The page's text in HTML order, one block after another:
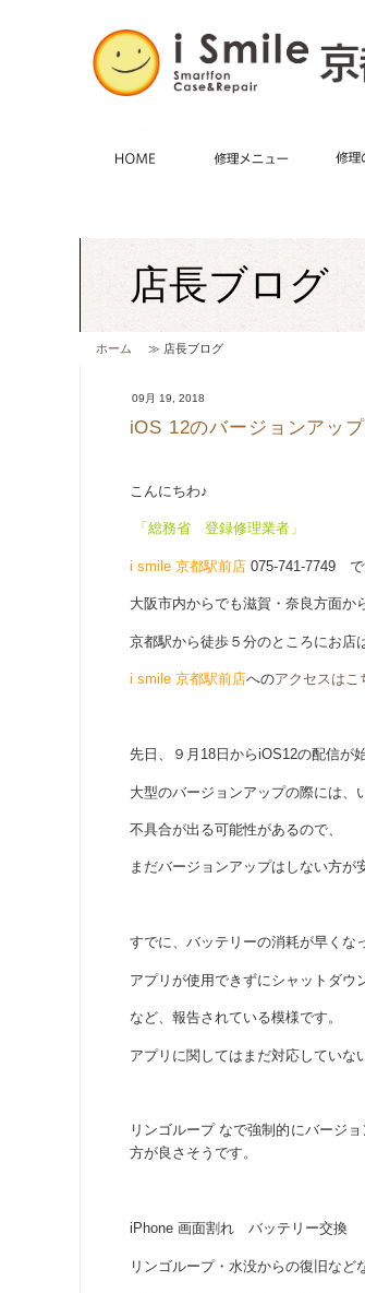
店長ブログ
ホーム ≫ 店長ブログ
09月 19, 2018
iOS 12のバージョンアッ
こんにちわ♪
「総務省 登録修理業者」
i smile 京都駅前店075-741-7749 で
大阪市内からでも滋賀・奈良方面か
京都駅から徒歩５分のところにお店
i smile 京都駅前店へのアクセスはこ
先日、９月18日からiOS12の配信が
大型のバージョンアップの際には、
不具合が出る可能性があるので、
まだバージョンアップはしない方が
すでに、バッテリーの消耗が早くな
アプリが使用できずにシャットダウ
など、報告されている模様です。
アプリに関してはまだ対応していな
リンゴループ なで強制的にバージ
方が良さそうです。
iPhone 画面割れ バッテリー交換
リンゴループ・水没からの復旧など